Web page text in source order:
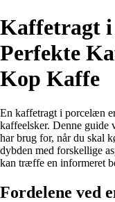
Kaffetragt
Perfekte
Kop Kaffe
En kaffetragt i porcelæn
kaffeelsker. Denne guide
har brug for, når du skal
dybden med forskellige
kan træffe en informeret
Fordelene ved